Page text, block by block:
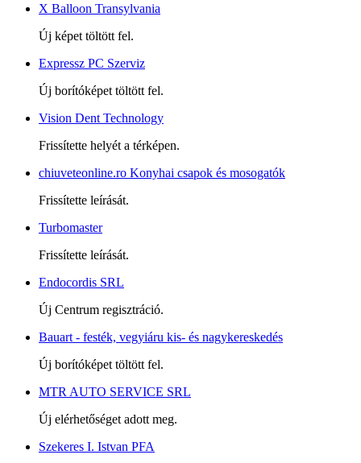
X Balloon Transylvania
Új képet töltött fel.
Expressz PC Szerviz
Új borítóképet töltött fel.
Vision Dent Technology
Frissítette helyét a térképen.
chiuveteonline.ro Konyhai csapok és mosogatók
Frissítette leírását.
Turbomaster
Frissítette leírását.
Endocordis SRL
Új Centrum regisztráció.
Bauart - festék, vegyiáru kis- és nagykereskedés
Új borítóképet töltött fel.
MTR AUTO SERVICE SRL
Új elérhetőséget adott meg.
Szekeres I. Istvan PFA